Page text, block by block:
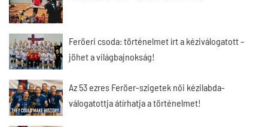
Feröeri csoda: történelmet írt a kéziválogatott –
jöhet a világbajnokság!
Az 53 ezres Feröer-szigetek női kézilabda-
válogatottja átírhatja a történelmet!